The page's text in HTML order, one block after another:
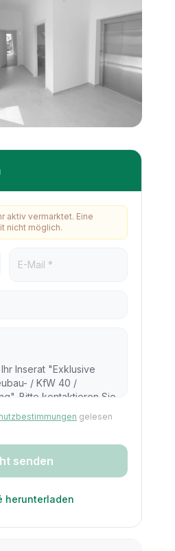
aktiv vermarktet. Eine
nicht möglich.
gelesen
senden
herunterladen